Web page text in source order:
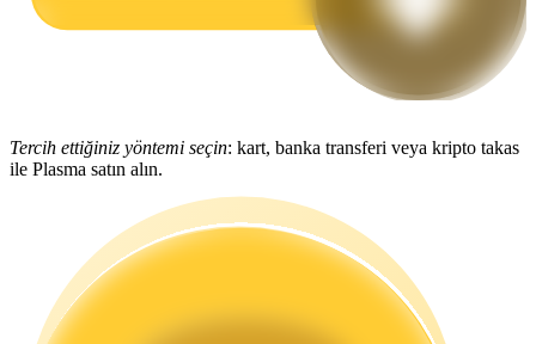
Günlük rekabetçi ödüller kazanın
Staking
Yüksek getiri ve anında erişim
Tercih ettiğiniz yöntemi seçin: kart, banka transferi veya kripto takas
ile Plasma satın alın.